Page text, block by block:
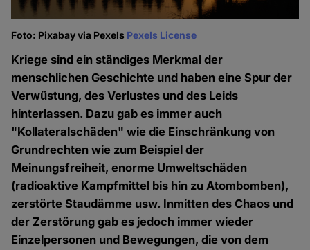
Foto: Pixabay via Pexels Pexels License
Kriege sind ein ständiges Merkmal der
menschlichen Geschichte und haben eine Spur der
Verwüstung, des Verlustes und des Leids
hinterlassen. Dazu gab es immer auch
"Kollateralschäden" wie die Einschränkung von
Grundrechten wie zum Beispiel der
Meinungsfreiheit, enorme Umweltschäden
(radioaktive Kampfmittel bis hin zu Atombomben),
zerstörte Staudämme usw. Inmitten des Chaos und
der Zerstörung gab es jedoch immer wieder
Einzelpersonen und Bewegungen, die von dem